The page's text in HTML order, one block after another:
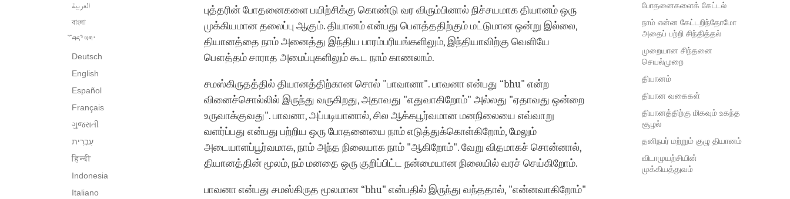
facebook
போதனைகளைக் கேட்டல்
நாம் என்ன கேட்டறிந்தோமோ
அதைப் பற்றி சிந்தித்தல்
முறையான சிந்தனை
செயல்முறை
தியானம்
தியான வகைகள்
தியானத்திற்கு மிகவும் உகந்த
சூழல்
தனிநபர் மற்றும் குழு தியானம்
விடாமுயற்சியின்
முக்கியத்துவம்
العربية
বাংলা
བོད་ཡིག་
Deutsch
English
Español
Français
ગુજરાતી
हिन्दी
Indonesia
Italiano
புத்தரின் போதனைகளை பயிற்சிக்கு கொண்டு வர விரும்பினால் நிச்சயமாக தியானம் ஒரு
முக்கியமான தலைப்பு ஆகும். தியானம் என்பது பௌத்ததிற்கும் மட்டுமான ஒன்று இல்லை,
தியானத்தை நாம் அனைத்து இந்திய பாரம்பரியங்களிலும், இந்தியாவிற்கு வெளியே
பௌத்தம் சாராத அமைப்புகளிலும் கூட நாம் காணலாம்.
சமஸ்கிருதத்தில் தியானத்திற்கான சொல் "பாவானா". பாவனா என்பது “bhu" என்ற
வினைச்சொல்லில் இருந்து வருகிறது, அதாவது "எதுவாகிறோம்" அல்லது "ஏதாவது ஒன்றை
உருவாக்குவது". பாவனா, அப்படியானால், சில ஆக்கபூர்வமான மனநிலையை எவ்வாறு
வளர்ப்பது என்பது பற்றிய ஒரு போதனையை நாம் எடுத்துக்கொள்கிறோம், மேலும்
அடையாளப்பூர்வமாக, நாம் அந்த நிலையாக நாம் "ஆகிறோம்". வேறு விதமாகச் சொன்னால்,
தியானத்தின் மூலம், நம் மனதை ஒரு குறிப்பிட்ட நன்மையான நிலையில் வரச் செய்கிறோம்.
பாவனா என்பது சமஸ்கிருத மூலமான “bhu" என்பதில் இருந்து வந்ததால், "என்னவாகிறோம்"